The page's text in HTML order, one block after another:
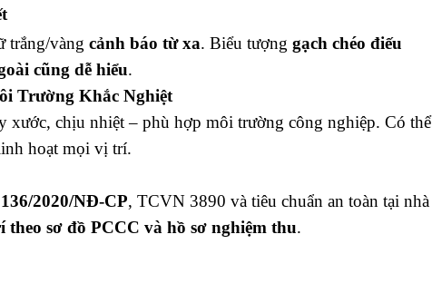
trắng/vàng cảnh báo từ xa. Biểu tượng gạch chéo điếu
cũng dễ hiểu.
Trường Khắc Nghiệt
xước, chịu nhiệt – phù hợp môi trường công nghiệp. Có thể
hoạt mọi vị trí.
2020/NĐ-CP, TCVN 3890 và tiêu chuẩn an toàn tại nhà
theo sơ đồ PCCC và hồ sơ nghiệm thu.